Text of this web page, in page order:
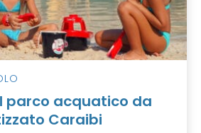
parco acquatico da
Caraibi